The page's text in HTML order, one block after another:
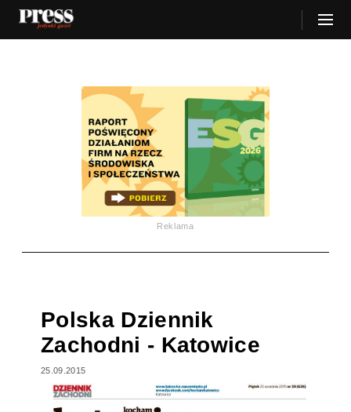
Reklama
Polska Dziennik
Zachodni - Katowice
25.09.2015